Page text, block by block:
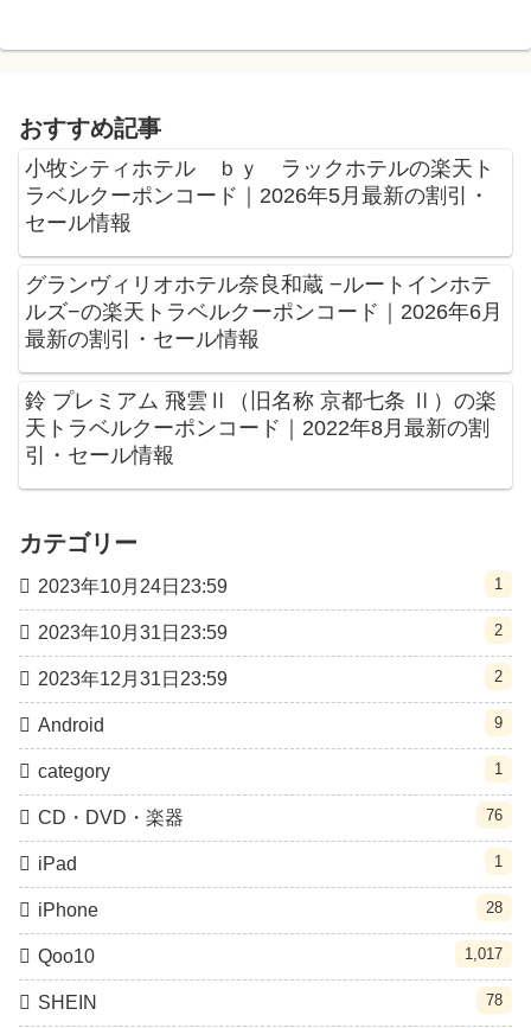
おすすめ記事
小牧シティホテル ｂｙ ラックホテルの楽天ト
ラベルクーポンコード｜2026年5月最新の割引・
セール情報
グランヴィリオホテル奈良和蔵 −ルートインホテ
ルズ−の楽天トラベルクーポンコード｜2026年6月
最新の割引・セール情報
鈴 プレミアム 飛雲Ⅱ（旧名称 京都七条 Ⅱ）の楽
天トラベルクーポンコード｜2022年8月最新の割
引・セール情報
カテゴリー
2023年10月24日23:59 1
2023年10月31日23:59 2
2023年12月31日23:59 2
Android 9
category 1
CD・DVD・楽器 76
iPad 1
iPhone 28
Qoo10 1,017
SHEIN 78